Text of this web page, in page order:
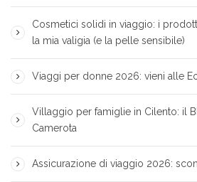
Cosmetici solidi in viaggio: i
la mia valigia (e la pelle sensibile)
Viaggi per donne 2026: vieni alle
Villaggio per famiglie in Cilento: il
Camerota
Assicurazione di viaggio 2026: